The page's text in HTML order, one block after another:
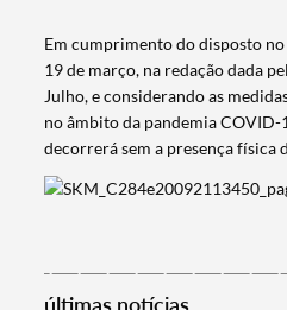
Em cumprimento do disposto no
19 de março, na redação dada
Julho, e considerando as
no âmbito da pandemia COVID-
decorrerá sem a presença física
últimas notícias